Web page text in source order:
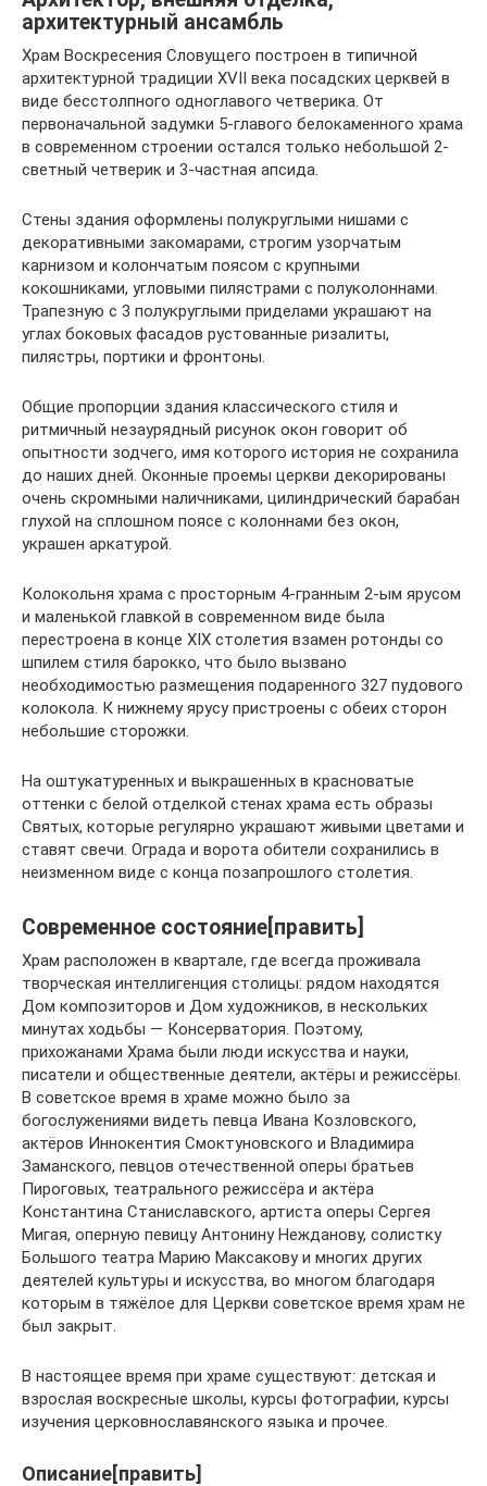
архитектурный ансамбль
Храм Воскресения Словущего построен в типичной
архитектурной традиции XVII века посадских церквей в
виде бесстолпного одноглавого четверика. От
первоначальной задумки 5-главого белокаменного храма
в современном строении остался только небольшой 2-
светный четверик и 3-частная апсида.
Стены здания оформлены полукруглыми нишами с
декоративными закомарами, строгим узорчатым
карнизом и колончатым поясом с крупными
кокошниками, угловыми пилястрами с полуколоннами.
Трапезную с 3 полукруглыми приделами украшают на
углах боковых фасадов рустованные ризалиты,
пилястры, портики и фронтоны.
Общие пропорции здания классического стиля и
ритмичный незаурядный рисунок окон говорит об
опытности зодчего, имя которого история не сохранила
до наших дней. Оконные проемы церкви декорированы
очень скромными наличниками, цилиндрический барабан
глухой на сплошном поясе с колоннами без окон,
украшен аркатурой.
Колокольня храма с просторным 4-гранным 2-ым ярусом
и маленькой главкой в современном виде была
перестроена в конце XIX столетия взамен ротонды со
шпилем стиля барокко, что было вызвано
необходимостью размещения подаренного 327 пудового
колокола. К нижнему ярусу пристроены с обеих сторон
небольшие сторожки.
На оштукатуренных и выкрашенных в красноватые
оттенки с белой отделкой стенах храма есть образы
Святых, которые регулярно украшают живыми цветами и
ставят свечи. Ограда и ворота обители сохранились в
неизменном виде с конца позапрошлого столетия.
Современное состояние[править]
Храм расположен в квартале, где всегда проживала
творческая интеллигенция столицы: рядом находятся
Дом композиторов и Дом художников, в нескольких
минутах ходьбы — Консерватория. Поэтому,
прихожанами Храма были люди искусства и науки,
писатели и общественные деятели, актёры и режиссёры.
В советское время в храме можно было за
богослужениями видеть певца Ивана Козловского,
актёров Иннокентия Смоктуновского и Владимира
Заманского, певцов отечественной оперы братьев
Пироговых, театрального режиссёра и актёра
Константина Станиславского, артиста оперы Сергея
Мигая, оперную певицу Антонину Нежданову, солистку
Большого театра Марию Максакову и многих других
деятелей культуры и искусства, во многом благодаря
которым в тяжёлое для Церкви советское время храм не
был закрыт.
В настоящее время при храме существуют: детская и
взрослая воскресные школы, курсы фотографии, курсы
изучения церковнославянского языка и прочее.
Описание[править]